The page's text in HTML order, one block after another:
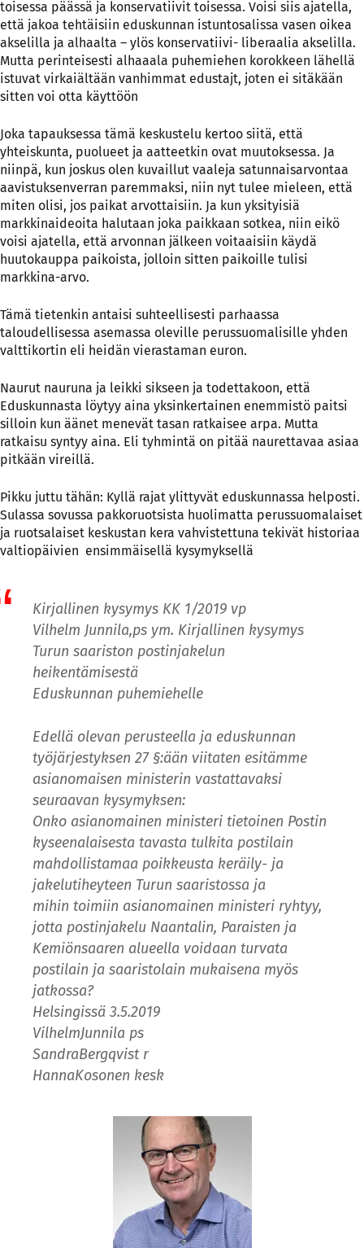
toisessa päässä ja konservatiivit toisessa. Voisi siis ajatella,
että jakoa tehtäisiin eduskunnan istuntosalissa vasen oikea
akselilla ja alhaalta – ylös konservatiivi- liberaalia akselilla.
Mutta perinteisesti alhaaala puhemiehen korokkeen lähellä
istuvat virkaiältään vanhimmat edustajt, joten ei sitäkään
sitten voi otta käyttöön
Joka tapauksessa tämä keskustelu kertoo siitä, että
yhteiskunta, puolueet ja aatteetkin ovat muutoksessa. Ja
niinpä, kun joskus olen kuvaillut vaaleja satunnaisarvontaa
aavistuksenverran paremmaksi, niin nyt tulee mieleen, että
miten olisi, jos paikat arvottaisiin. Ja kun yksityisiä
markkinaideoita halutaan joka paikkaan sotkea, niin eikö
voisi ajatella, että arvonnan jälkeen voitaaisiin käydä
huutokauppa paikoista, jolloin sitten paikoille tulisi
markkina-arvo.
Tämä tietenkin antaisi suhteellisesti parhaassa
taloudellisessa asemassa oleville perussuomalisille yhden
valttikortin eli heidän vierastaman euron.
Naurut nauruna ja leikki sikseen ja todettakoon, että
Eduskunnasta löytyy aina yksinkertainen enemmistö paitsi
silloin kun äänet menevät tasan ratkaisee arpa. Mutta
ratkaisu syntyy aina. Eli tyhmintä on pitää naurettavaa asiaa
pitkään vireillä.
Pikku juttu tähän: Kyllä rajat ylittyvät eduskunnassa helposti.
Sulassa sovussa pakkoruotsista huolimatta perussuomalaiset
ja ruotsalaiset keskustan kera vahvistettuna tekivät historiaa
valtiopäivien ensimmäisellä kysymyksellä
Kirjallinen kysymys KK 1/2019 vp
Vilhelm Junnila,ps ym. Kirjallinen kysymys
Turun saariston postinjakelun
heikentämisestä
Eduskunnan puhemiehelle
Edellä olevan perusteella ja eduskunnan
työjärjestyksen 27 §:ään viitaten esitämme
asianomaisen ministerin vastattavaksi
seuraavan kysymyksen:
Onko asianomainen ministeri tietoinen Postin
kyseenalaisesta tavasta tulkita postilain
mahdollistamaa poikkeusta keräily- ja
jakelutiheyteen Turun saaristossa ja
mihin toimiin asianomainen ministeri ryhtyy,
jotta postinjakelu Naantalin, Paraisten ja
Kemiönsaaren alueella voidaan turvata
postilain ja saaristolain mukaisena myös
jatkossa?
Helsingissä 3.5.2019
VilhelmJunnila ps
SandraBergqvist r
HannaKosonen kesk